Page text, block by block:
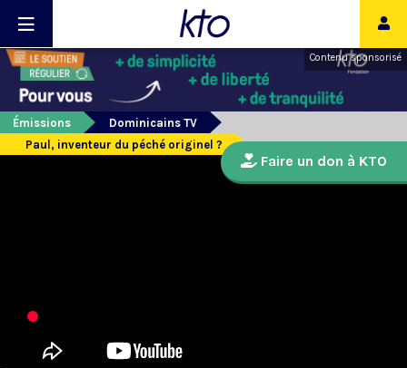
Contenu sponsorisé
Émissions
Dominicains TV
Paul, inventeur du péché originel ?
Faire un don à KTO